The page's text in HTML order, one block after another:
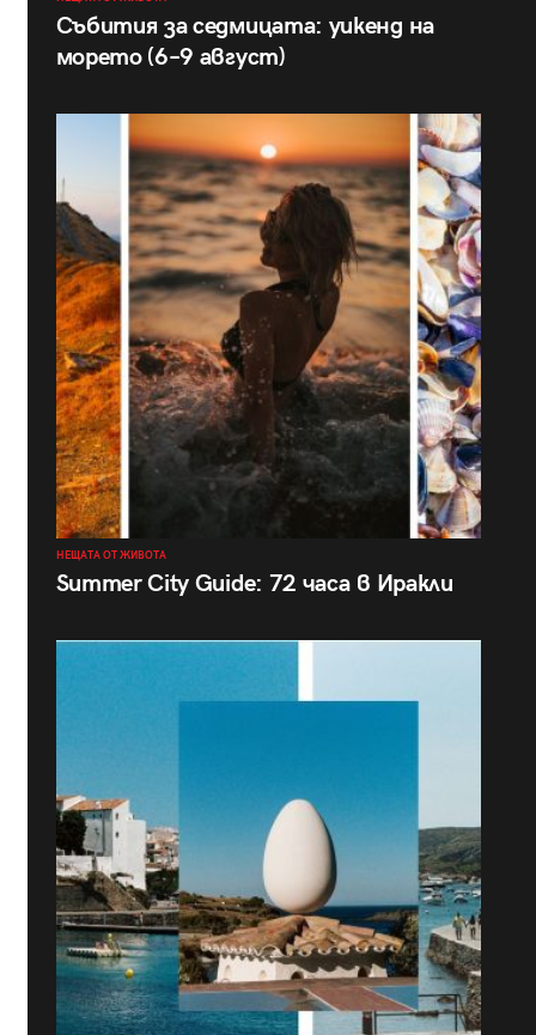
Събития за седмицата: уикенд на
морето (6–9 август)
НЕЩАТА ОТ ЖИВОТА
Summer City Guide: 72 часа в Иракли